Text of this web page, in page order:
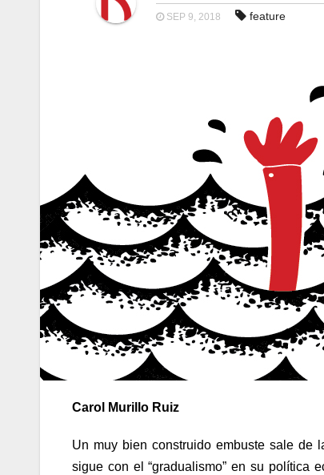
SEP 9, 2018 feature
Carol Murillo Ruiz
Un muy bien construido embuste sale de
sigue con el “gradualismo” en su política